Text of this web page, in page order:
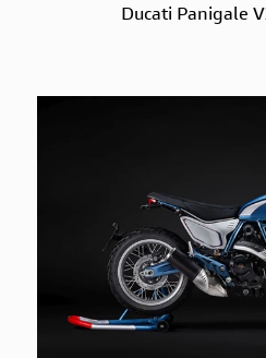
Ducati Panigale